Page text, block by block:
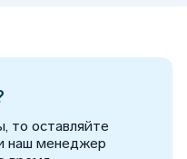
то оставляйте
наш менеджер